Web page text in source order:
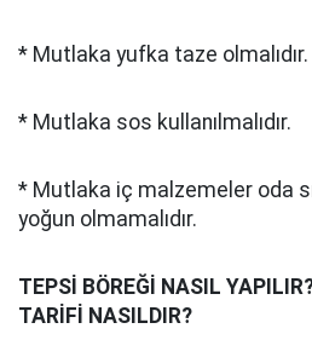
* Mutlaka yufka taze olmalıdır.
* Mutlaka sos kullanılmalıdır.
* Mutlaka iç malzemeler oda
yoğun olmamalıdır.
TEPSİ BÖREĞİ NASIL
TARİFİ NASILDIR?